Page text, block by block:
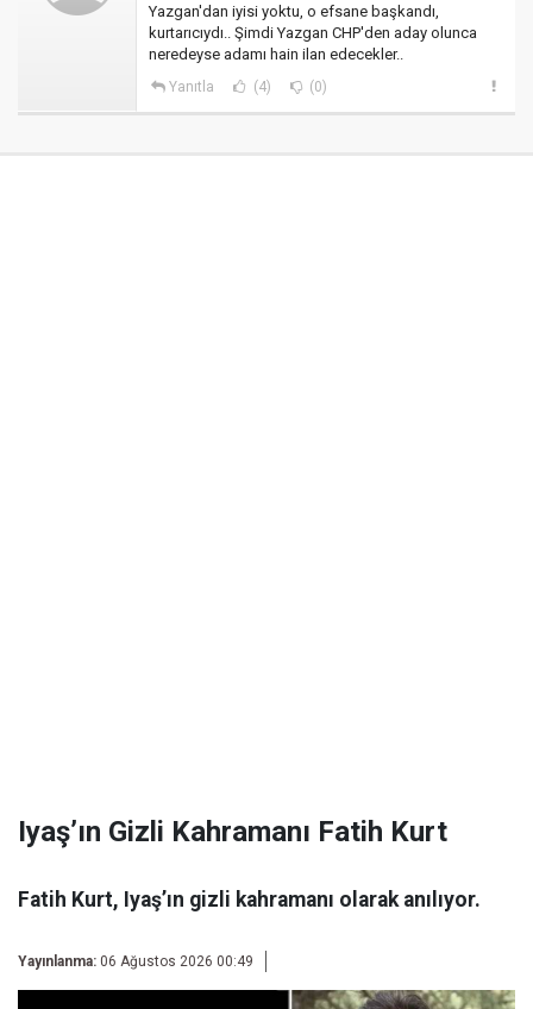
Yazgan'dan iyisi yoktu, o efsane başkandı,
kurtarıcıydı.. Şimdi Yazgan CHP'den aday olunca
neredeyse adamı hain ilan edecekler..
Yanıtla (4) (0)
Iyaş’ın Gizli Kahramanı Fatih Kurt
Fatih Kurt, Iyaş’ın gizli kahramanı olarak anılıyor.
Yayınlanma: 06 Ağustos 2026 00:49